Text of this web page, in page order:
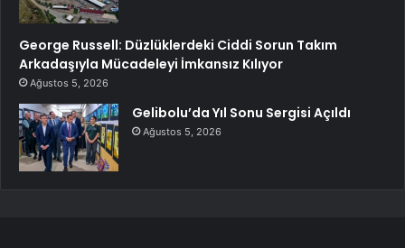
George Russell: Düzlüklerdeki Ciddi Sorun Takım
Arkadaşıyla Mücadeleyi İmkansız Kılıyor
Ağustos 5, 2026
Gelibolu’da Yıl Sonu Sergisi Açıldı
Ağustos 5, 2026